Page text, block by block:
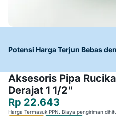
Potensi Harga Terjun Bebas
Aksesoris Pipa
Derajat 1 1/2"
Rp 22.643
Harga Termasuk PPN. Biaya pengiriman